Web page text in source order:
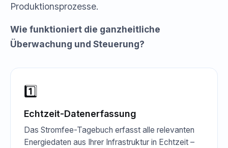
Produktionsprozesse.
Wie funktioniert die ganzheitliche
Überwachung und Steuerung?
1️⃣
Echtzeit-Datenerfassung
Das Stromfee-Tagebuch erfasst alle relevanten
Energiedaten aus Ihrer Infrastruktur in Echtzeit –